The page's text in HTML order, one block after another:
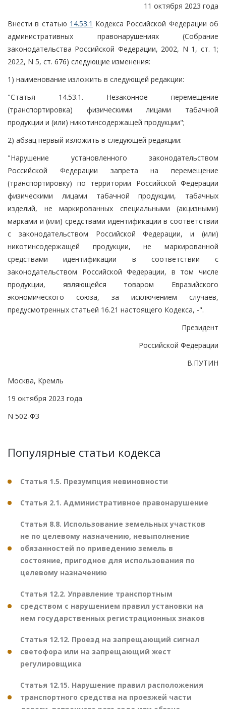
11 октября 2023 года
Внести в статью 14.53.1 Кодекса Российской Федерации об
административных правонарушениях (Собрание
законодательства Российской Федерации, 2002, N 1, ст. 1;
2022, N 5, ст. 676) следующие изменения:
1) наименование изложить в следующей редакции:
"Статья 14.53.1. Незаконное перемещение
(транспортировка) физическими лицами табачной
продукции и (или) никотинсодержащей продукции";
2) абзац первый изложить в следующей редакции:
"Нарушение установленного законодательством
Российской Федерации запрета на перемещение
(транспортировку) по территории Российской Федерации
физическими лицами табачной продукции, табачных
изделий, не маркированных специальными (акцизными)
марками и (или) средствами идентификации в соответствии
с законодательством Российской Федерации, и (или)
никотинсодержащей продукции, не маркированной
средствами идентификации в соответствии с
законодательством Российской Федерации, в том числе
продукции, являющейся товаром Евразийского
экономического союза, за исключением случаев,
предусмотренных статьей 16.21 настоящего Кодекса, -".
Президент
Российской Федерации
В.ПУТИН
Москва, Кремль
19 октября 2023 года
N 502-ФЗ
Популярные статьи кодекса
Статья 1.5. Презумпция невиновности
Статья 2.1. Административное правонарушение
Статья 8.8. Использование земельных участков
не по целевому назначению, невыполнение
обязанностей по приведению земель в
состояние, пригодное для использования по
целевому назначению
Статья 12.2. Управление транспортным
средством с нарушением правил установки на
нем государственных регистрационных знаков
Статья 12.12. Проезд на запрещающий сигнал
светофора или на запрещающий жест
регулировщика
Статья 12.15. Нарушение правил расположения
транспортного средства на проезжей части